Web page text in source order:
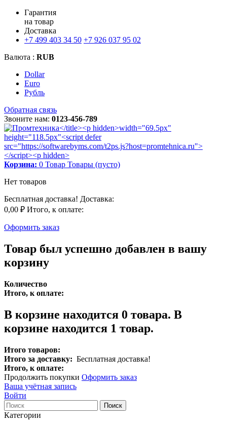
Гарантия
на товар
Доставка
+7 499 403 34 50 +7 926 037 95 02
Валюта : RUB
Dollar
Euro
Рубль
Обратная связь
Звоните нам: 0123-456-789
Корзина: 0 Товар Товары (пусто)
Нет товаров
Бесплатная доставка! Доставка:
0,00 ₽ Итого, к оплате:
Оформить заказ
Товар был успешно добавлен в вашу
корзину
Количество
Итого, к оплате:
В корзине находится 0 товара. В
корзине находится 1 товар.
Итого товаров:
Итого за доставку: Бесплатная доставка!
Итого, к оплате:
Продолжить покупки Оформить заказ
Ваша учётная запись
Войти
Поиск
Категории